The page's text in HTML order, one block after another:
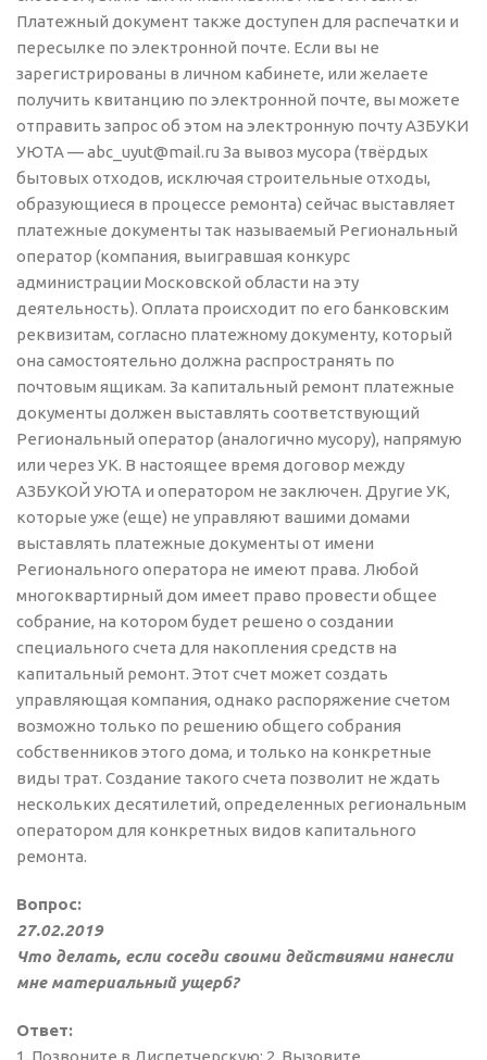
Платежный документ также доступен для распечатки и
пересылке по электронной почте. Если вы не
зарегистрированы в личном кабинете, или желаете
получить квитанцию по электронной почте, вы можете
отправить запрос об этом на электронную почту АЗБУКИ
УЮТА — abc_uyut@mail.ru За вывоз мусора (твёрдых
бытовых отходов, исключая строительные отходы,
образующиеся в процессе ремонта) сейчас выставляет
платежные документы так называемый Региональный
оператор (компания, выигравшая конкурс
администрации Московской области на эту
деятельность). Оплата происходит по его банковским
реквизитам, согласно платежному документу, который
она самостоятельно должна распространять по
почтовым ящикам. За капитальный ремонт платежные
документы должен выставлять соответствующий
Региональный оператор (аналогично мусору), напрямую
или через УК. В настоящее время договор между
АЗБУКОЙ УЮТА и оператором не заключен. Другие УК,
которые уже (еще) не управляют вашими домами
выставлять платежные документы от имени
Регионального оператора не имеют права. Любой
многоквартирный дом имеет право провести общее
собрание, на котором будет решено о создании
специального счета для накопления средств на
капитальный ремонт. Этот счет может создать
управляющая компания, однако распоряжение счетом
возможно только по решению общего собрания
собственников этого дома, и только на конкретные
виды трат. Создание такого счета позволит не ждать
нескольких десятилетий, определенных региональным
оператором для конкретных видов капитального
ремонта.
Вопрос:
27.02.2019
Что делать, если соседи своими действиями нанесли
мне материальный ущерб?
Ответ:
1. Позвоните в Диспетчерскую; 2. Вызовите